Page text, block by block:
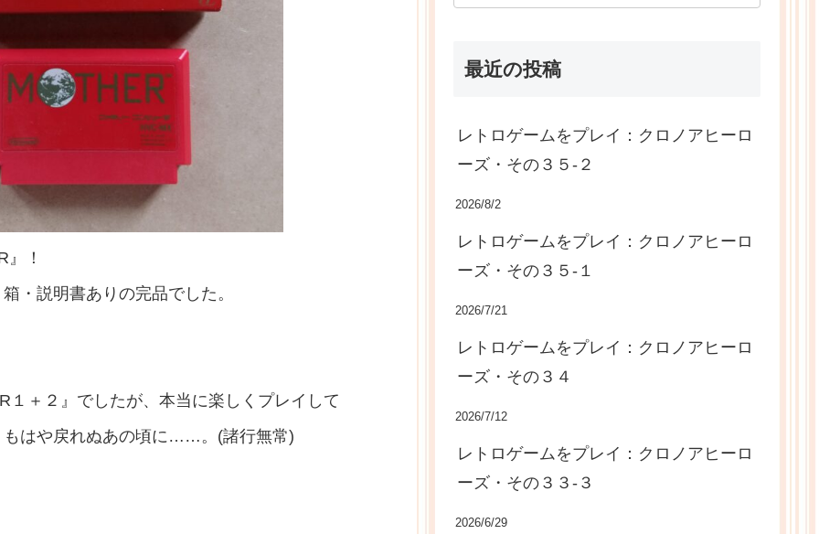
！
・説明書ありの完品でした。
＋２』でしたが、本当に楽しくプレイして
もはや戻れぬあの頃に……。(諸行無常)
最近の投稿
レトロゲームをプレイ：クロノアヒーロ
ーズ・その３５-２
2026/8/2
レトロゲームをプレイ：クロノアヒーロ
ーズ・その３５-１
2026/7/21
レトロゲームをプレイ：クロノアヒーロ
ーズ・その３４
2026/7/12
レトロゲームをプレイ：クロノアヒーロ
ーズ・その３３-３
2026/6/29